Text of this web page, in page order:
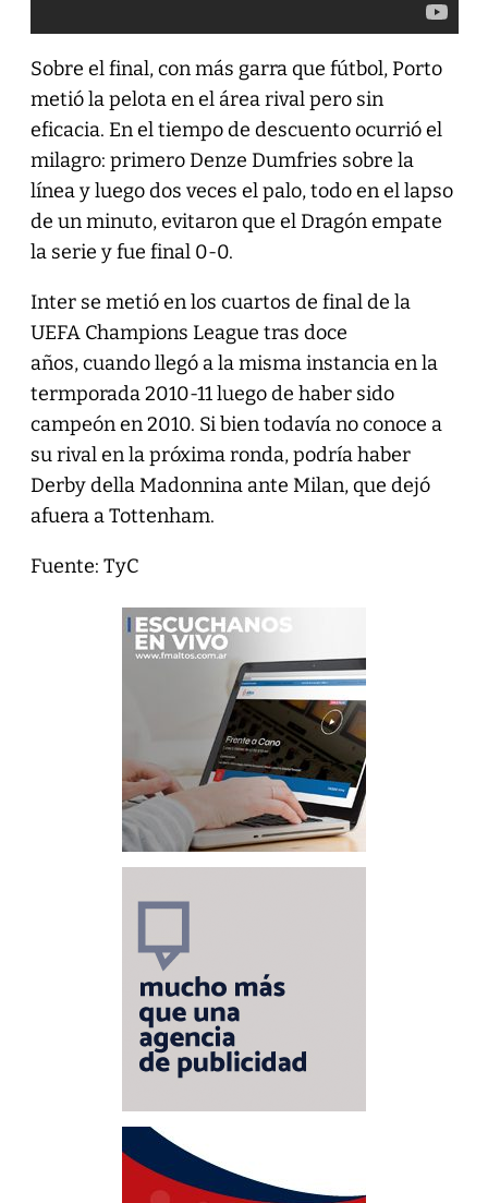
Sobre el final, con más garra que fútbol, Porto
metió la pelota en el área rival pero sin
eficacia. En el tiempo de descuento ocurrió el
milagro: primero Denze Dumfries sobre la
línea y luego dos veces el palo, todo en el lapso
de un minuto, evitaron que el Dragón empate
la serie y fue final 0-0.
Inter se metió en los cuartos de final de la
UEFA Champions League tras doce
años, cuando llegó a la misma instancia en la
termporada 2010-11 luego de haber sido
campeón en 2010. Si bien todavía no conoce a
su rival en la próxima ronda, podría haber
Derby della Madonnina ante Milan, que dejó
afuera a Tottenham.
Fuente: TyC